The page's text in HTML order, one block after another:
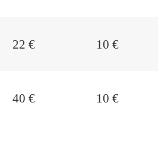
22 € 10 €
40 € 10 €